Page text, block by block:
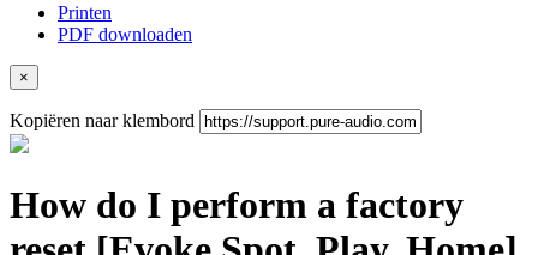
Printen
PDF downloaden
×
Kopiëren naar klembord
How do I perform a factory